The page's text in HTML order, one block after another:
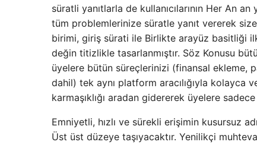
süratli yanıtlarla de kullanıcılarının Her An
tüm problemlerinize süratle yanıt vererek
birimi, giriş sürati ile Birlikte arayüz basitliği
değin titizlikle tasarlanmıştır. Söz Konusu
üyelere bütün süreçlerinizi (finansal ekleme,
dahil) tek aynı platform aracılığıyla kolayca
karmaşıklığı aradan gidererek üyelere
Emniyetli, hızlı ve sürekli erişimin kusursuz
Üst üst düzeye taşıyacaktır. Yenilikçi